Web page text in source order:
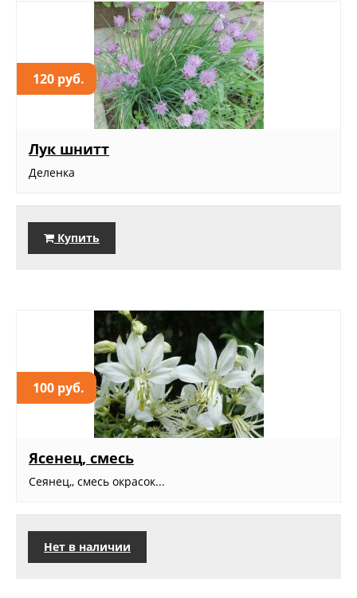
120 руб.
Лук шнитт
Деленка
Купить
100 руб.
Ясенец, смесь
Сеянец,, смесь окрасок...
Нет в наличии